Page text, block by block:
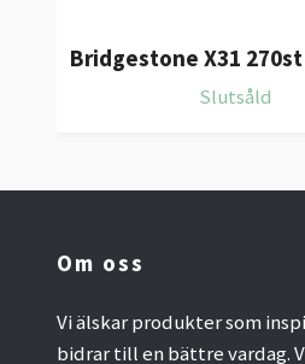
Bridgestone X31 270st
Slutsåld
Om oss
Vi älskar produkter som
bidrar till en bättre vardag.